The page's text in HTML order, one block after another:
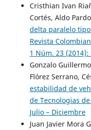
Cristhian Ivan
Cortés, Aldo
delta paralelo
Revista
1 Núm. 23 (2014):
Gonzalo
Flórez Serrano,
estabilidad de
de Tecnologias
Julio – Diciembre
Juan Javier Mora